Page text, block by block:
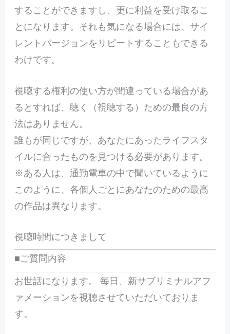
することができますし、更に利益を受け取るこ
とになります。それも気になる場合には、サイ
レントバージョンをリピートすることもできる
わけです。
視聴する権利の使い方が間違っている場合があ
るとすれば、聴く（視聴する）ための最良の方
法はありません。
誰もが同じですが、あなたにあったライフスタ
イルに合ったものを見つける必要があります。
※ある人は、通勤電車の中で聞いているように
このように、各個人ごとにあなたのための最高
の作品は異なります。
視聴時間につきまして
■ご質問内容
お世話になります。 毎日、新サブリミナルアフ
ァメーションを視聴させていただいておりま
す。